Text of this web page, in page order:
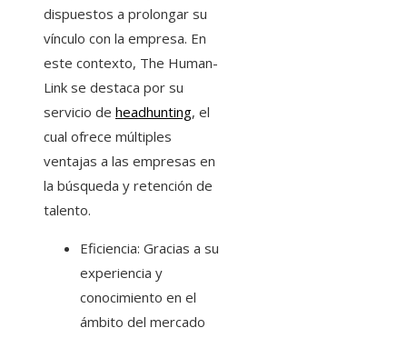
dispuestos a prolongar su
vínculo con la empresa. En
este contexto, The Human-
Link se destaca por su
servicio de headhunting, el
cual ofrece múltiples
ventajas a las empresas en
la búsqueda y retención de
talento.
Eficiencia: Gracias a su
experiencia y
conocimiento en el
ámbito del mercado